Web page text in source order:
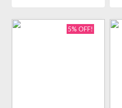
5% OFF!